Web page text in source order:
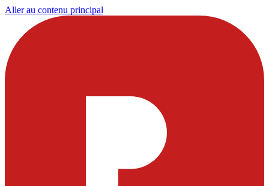
Aller au contenu principal